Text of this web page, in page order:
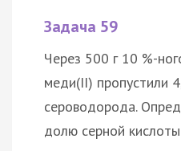
Задача 59
Через 500 г 10 %-
меди(II) пропустили
сероводорода.
долю серной